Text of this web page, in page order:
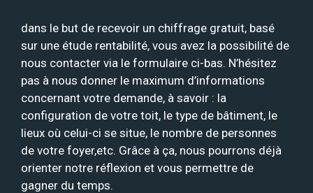
dans le but de recevoir un chiffrage gratuit, basé
sur une étude rentabilité, vous avez la possibilité de
nous contacter via le formulaire ci-bas. N’hésitez
pas à nous donner le maximum d’informations
concernant votre demande, à savoir : la
configuration de votre toit, le type de bâtiment, le
lieux où celui-ci se situe, le nombre de personnes
de votre foyer,etc. Grâce à ça, nous pourrons déjà
orienter notre réflexion et vous permettre de
gagner du temps.